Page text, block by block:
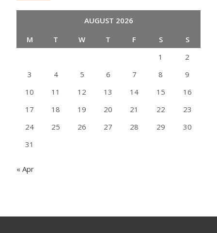
AUGUST 2026
M
T W T F S
S
1
2
3
4 5 6 7 8
9
10
11 12 13 14 15
16
17
18 19 20 21 22
23
24
25 26 27 28 29
30
31
« Apr